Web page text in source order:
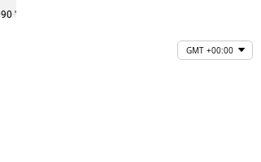
90 '
GMT +00:00